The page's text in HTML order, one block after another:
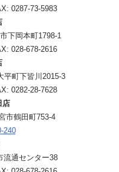
0287-73-5983
下岡本町1798-1
028-678-2616
平町下皆川2015-3
0282-28-7628
店
市鶴田町753-4
240
流通センター38